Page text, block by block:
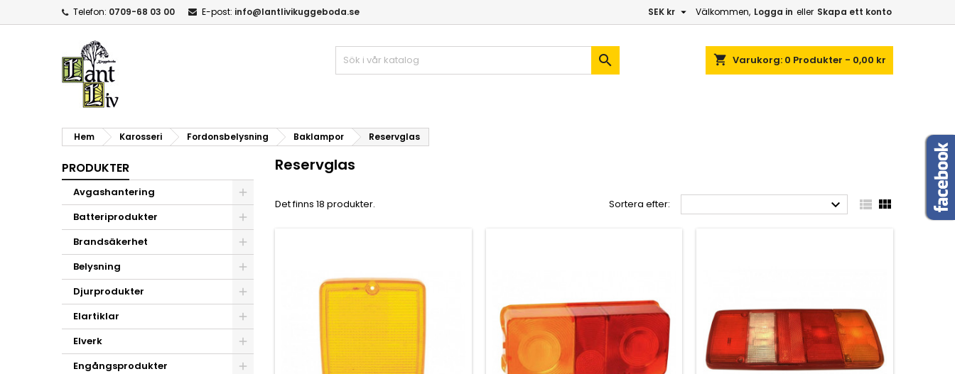
Telefon: 0709-68 03 00 E-post: info@lantlivikuggeboda.se Välkommen, Logga in eller Skapa ett konto
SEK kr 
shopping_cart Varukorg: 0 Produkter - 0,00 kr

Hem Karosseri Fordonsbelysning Baklampor Reservglas
PRODUKTER
Avgashantering
Batteriprodukter
Brandsäkerhet
Belysning
Djurprodukter
Elartiklar
Elverk
Engångsprodukter
Reservglas
Det finns 18 produkter. Sortera efter:   